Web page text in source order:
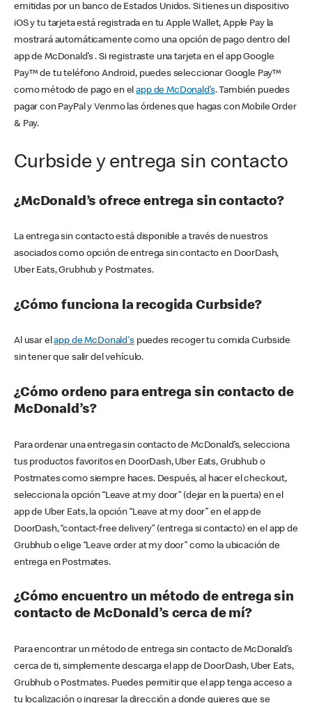
emitidas por un banco de Estados Unidos. Si tienes un dispositivo
iOS y tu tarjeta está registrada en tu Apple Wallet, Apple Pay la
mostrará automáticamente como una opción de pago dentro del
app de McDonald’s . Si registraste una tarjeta en el app Google
Pay™ de tu teléfono Android, puedes seleccionar Google Pay™
como método de pago en elapp de McDonald’s. También puedes
pagar con PayPal y Venmo las órdenes que hagas con Mobile Order
& Pay.
Curbside y entrega sin contacto
¿McDonald’s ofrece entrega sin contacto?
La entrega sin contacto está disponible a través de nuestros
asociados como opción de entrega sin contacto en DoorDash,
Uber Eats, Grubhub y Postmates.
¿Cómo funciona la recogida Curbside?
Al usar elapp de McDonald'spuedes recoger tu comida Curbside
sin tener que salir del vehículo.
¿Cómo ordeno para entrega sin contacto de
McDonald’s?
Para ordenar una entrega sin contacto de McDonald’s, selecciona
tus productos favoritos en DoorDash, Uber Eats, Grubhub o
Postmates como siempre haces. Después, al hacer el checkout,
selecciona la opción “Leave at my door” (dejar en la puerta) en el
app de Uber Eats, la opción “Leave at my door” en el app de
DoorDash, “contact-free delivery” (entrega si contacto) en el app de
Grubhub o elige “Leave order at my door” como la ubicación de
entrega en Postmates.
¿Cómo encuentro un método de entrega sin
contacto de McDonald’s cerca de mí?
Para encontrar un método de entrega sin contacto de McDonald’s
cerca de ti, simplemente descarga el app de DoorDash, Uber Eats,
Grubhub o Postmates. Puedes permitir que el app tenga acceso a
tu localización o ingresar la dirección a donde quieres que se